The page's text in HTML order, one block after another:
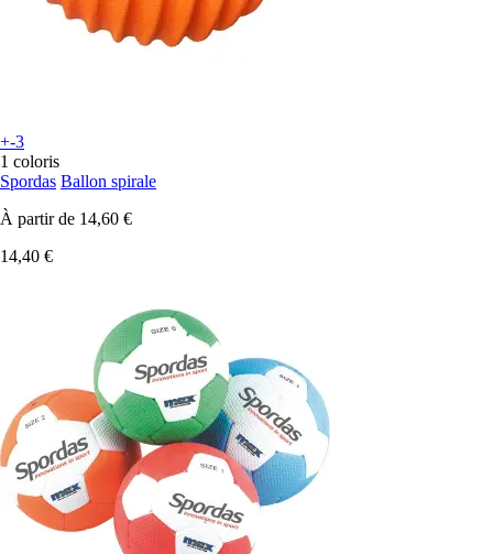
+-3
1 coloris
Spordas Ballon spirale
À partir de 14,60 €
14,40 €